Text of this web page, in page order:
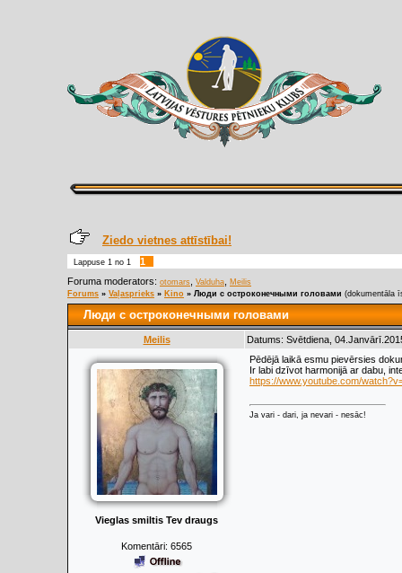
Ziedo vietnes attīstībai!
Lappuse 1 no 1
1
Foruma moderators: otomars Valduha
Meilis
Forums » Vaļasprieks » Kino » Люди с остроконечными головами (dokumentāla
Люди с остроконечными головами
Meilis Datums: Svētdiena,
Vieglas smiltis Tev draugs
Komentāri: 6565
Pēdējā laikā esmu pievērsies
Ir labi dzīvot harmonijā ar dabu,
https://www.youtube.com/
Ja vari - dari, ja nevari - nesāc!